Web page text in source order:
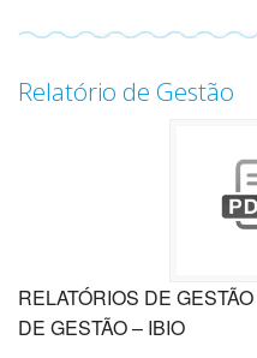
Relatório de Gestão
RELATÓRIOS DE
DE GESTÃO – IBIO